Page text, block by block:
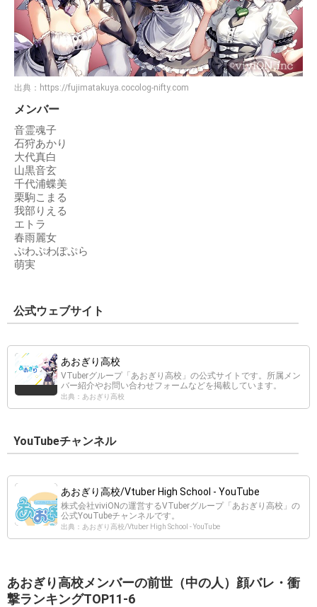
出典： https://fujimatakuya.cocolog-nifty.com
メンバー
音霊魂子
石狩あかり
大代真白
山黒音玄
千代浦蝶美
栗駒こまる
我部りえる
エトラ
春雨麗女
ぷわぷわぽぷら
萌実
公式ウェブサイト
あおぎり高校
VTuberグループ「あおぎり高校」の公式サイトです。所属メン
バー紹介やお問い合わせフォームなどを掲載しています。
出典：あおぎり高校
YouTubeチャンネル
あおぎり高校/Vtuber High School - YouTube
株式会社viviONの運営するVTuberグループ「あおぎり高校」の
公式YouTubeチャンネルです。
出典：あおぎり高校/Vtuber High School - YouTube
あおぎり高校メンバーの前世（中の人）顔バレ・衝
撃ランキングTOP11-6